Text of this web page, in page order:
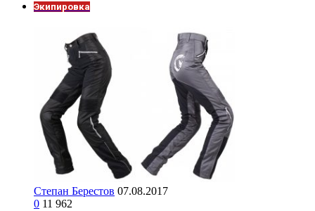
Экипировка
Степан Берестов 07.08.2017
0 11 962